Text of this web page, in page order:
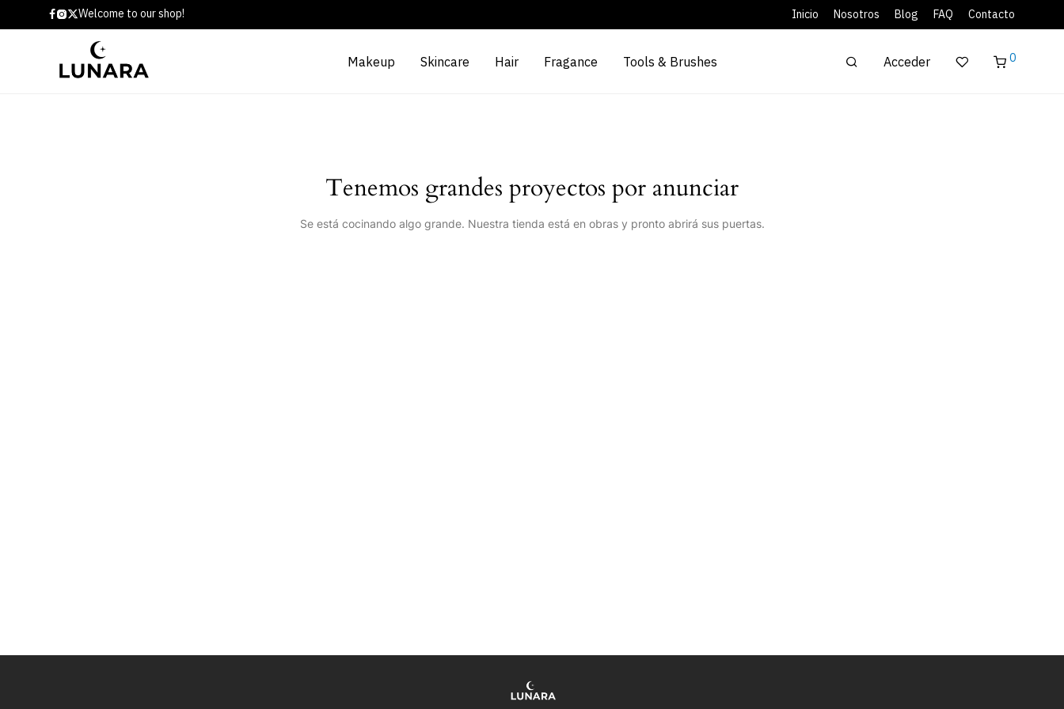
Welcome to our shop! Inicio Nosotros Blog FAQ Contacto
Makeup Skincare Hair Fragance Tools & Brushes Acceder 0
Tenemos grandes proyectos por anunciar
Se está cocinando algo grande. Nuestra tienda está en obras y pronto abrirá sus puertas.